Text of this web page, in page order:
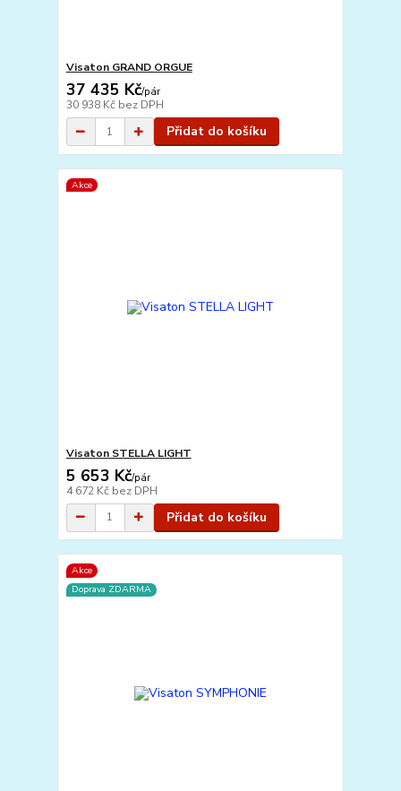
Visaton GRAND ORGUE
37 435 Kč/pár
30 938 Kč bez DPH
Přidat do košíku
Akce
Visaton STELLA LIGHT
5 653 Kč/pár
4 672 Kč bez DPH
Přidat do košíku
Akce
Doprava ZDARMA